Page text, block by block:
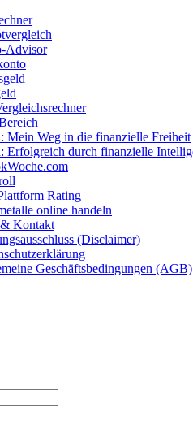
Advisor
Mein Weg in die finanzielle Freiheit
Erfolgreich durch finanzielle
Rating
online handeln
Kontakt
(Disclaimer)
Geschäftsbedingungen (AGB)